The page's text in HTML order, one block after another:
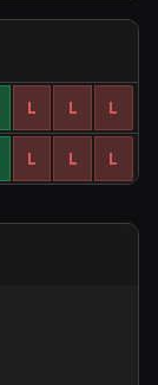
L L L
L L L